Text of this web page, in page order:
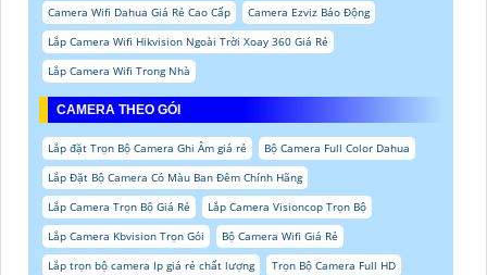
Camera Wifi Dahua Giá Rẻ Cao Cấp
Camera Ezviz Báo Động
Lắp Camera Wifi Hikvision Ngoài Trời Xoay 360 Giá Rẻ
Lắp Camera Wifi Trong Nhà
CAMERA THEO GÓI
Lắp đặt Trọn Bộ Camera Ghi Âm giá rẻ
Bộ Camera Full Color Dahua
Lắp Đặt Bộ Camera Có Màu Ban Đêm Chính Hãng
Lắp Camera Trọn Bộ Giá Rẻ
Lắp Camera Visioncop Trọn Bộ
Lắp Camera Kbvision Trọn Gói
Bộ Camera Wifi Giá Rẻ
Lắp trọn bộ camera Ip giá rẻ chất lượng
Trọn Bộ Camera Full HD